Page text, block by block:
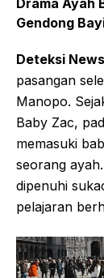
Drama Ayah
Gendong
Deteksi News
pasangan
Manopo.
Baby Zac,
memasuki
seorang
dipenuhi
pelajaran